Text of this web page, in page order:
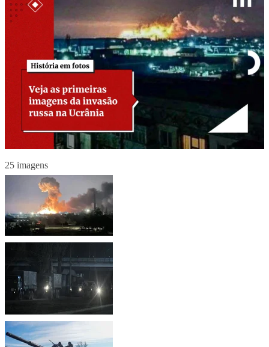
25 imagens